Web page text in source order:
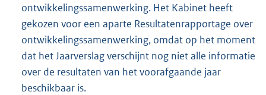
ontwikkelingssamenwerking. Het Kabinet heeft
gekozen voor een aparte Resultatenrapportage over
ontwikkelingssamenwerking, omdat op het moment
dat het Jaarverslag verschijnt nog niet alle informatie
over de resultaten van het voorafgaande jaar
beschikbaar is.